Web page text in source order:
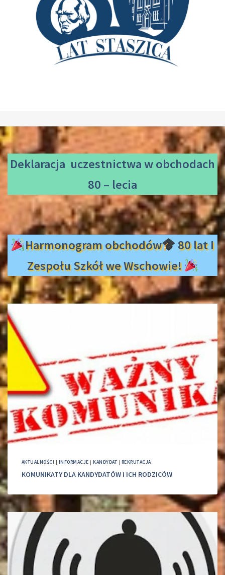
Deklaracja uczestnictwaw obchodach
80 – lecia
Harmonogram obchodów
80 lat I
Zespołu Szkół we Wschowie!
AKTUALNOŚCI | INFORMACJE |KANDYDAT | REKRUTACJA
KOMUNIKATY DLA KANDYDATÓW I ICH RODZICÓW